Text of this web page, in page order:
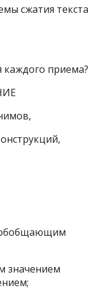
сжатия текста
каждого приема?
обобщающим
значением